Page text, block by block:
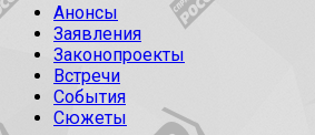
Анонсы
Заявления
Законопроекты
Встречи
События
Сюжеты